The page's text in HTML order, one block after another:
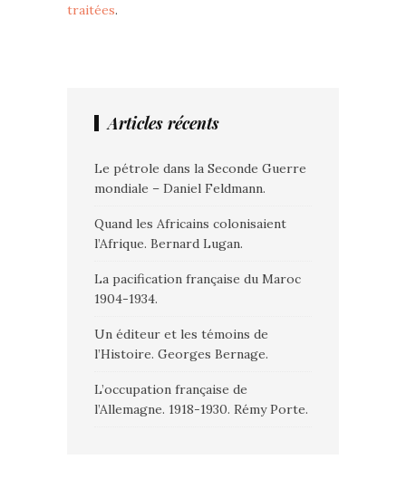
traitées.
Articles récents
Le pétrole dans la Seconde Guerre
mondiale – Daniel Feldmann.
Quand les Africains colonisaient
l’Afrique. Bernard Lugan.
La pacification française du Maroc
1904-1934.
Un éditeur et les témoins de
l’Histoire. Georges Bernage.
L’occupation française de
l’Allemagne. 1918-1930. Rémy Porte.